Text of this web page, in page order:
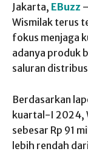
Jakarta, EBuzz
Wismilak terus
fokus menjaga
adanya produk
saluran
Berdasarkan
kuartal-I 2024,
sebesar Rp 91
lebih rendah